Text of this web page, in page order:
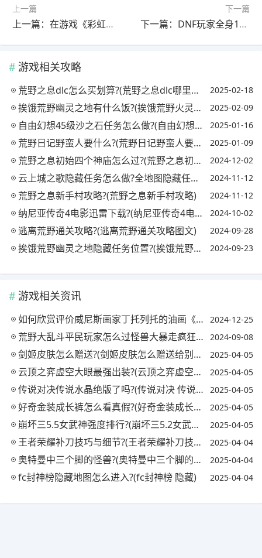
上一篇
上一篇：在游戏《彩虹六号:围攻》中，哪些干员被称为"新手毒瘤"?(彩虹六号围攻新手干员选择指南)
下一篇
下一篇：DNF玩家全身12件增幅十装备丢11全失败了，放言增幅活动就是个坑，如何评价?
游戏相关攻略
荒野之息dlc怎么买划算?(荒野之息dlc哪里买划算) 2025-02-18
挨饿荒野幽灵之地有什么饭?(挨饿荒野火灵芝多久刷新) 2025-02-09
自由幻想45级沙之石任务怎么做?(自由幻想沙之石任务怎么完成) 2025-01-16
荒野日记野蛮人要什么?(荒野日记野蛮人要什么武器) 2025-01-09
荒野之息初始四个神庙怎么过?(荒野之息初始四个神庙怎么过去) 2024-12-02
云上城之歌隐藏任务怎么做?全地图隐藏任务触发攻略?(云上城之歌的隐藏任务怎么触发) 2024-11-12
荒野之息新手村攻略?(荒野之息新手村攻略) 2024-11-12
纳尼亚传奇4电影迅雷下载?(纳尼亚传奇4电影迅雷下载资源) 2024-10-02
逃离荒野通关攻略?(逃离荒野通关攻略图文) 2024-09-28
挨饿荒野幽灵之地隐藏任务位置?(挨饿荒野灵芝刷新时间) 2024-09-23
游戏相关资讯
如何欣赏评价威尼斯画家丁托列托的油画《亚当和夏娃》? 2024-12-25
荒野大乱斗平民玩家怎么过怪兽大暴走疯狂难度?(荒野大乱斗怪兽大暴走怎么卡bug) 2024-09-08
剑姬皮肤怎么赠送?(剑姬皮肤怎么赠送给别人) 2025-04-05
云顶之弈虚空大眼最强出装?(云顶之弈虚空之眼出装) 2025-04-05
传说对决传说水晶绝版了吗?(传说对决 传说水晶) 2025-04-05
好奇金装成长裤怎么看真假?(好奇金装成长裤怎么看真假鉴别) 2025-04-05
崩坏三5.5女武神强度排行?(崩坏三5.2女武神强度) 2025-04-05
王者荣耀补刀技巧与细节?(王者荣耀补刀技巧视频) 2025-04-04
奥特曼中三个脚的怪兽?(奥特曼中三个脚的怪兽叫什么) 2025-04-04
fc封神榜隐藏地图怎么进入?(fc封神榜 隐藏) 2025-04-04